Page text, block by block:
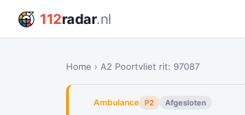
112radar.nl
Home › A2 Poortvliet rit: 97087
Ambulance P2 Afgesloten